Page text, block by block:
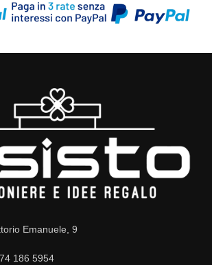
Emanuele, 9
186 5954